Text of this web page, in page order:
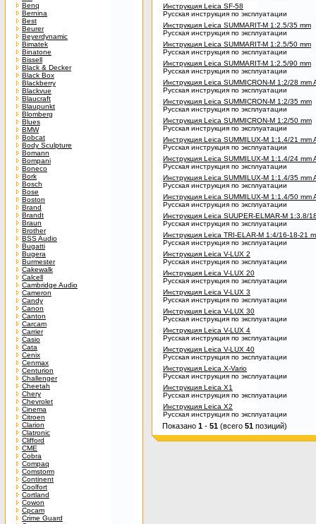
Benq
Bernina
Best
Beurer
Beyerdynamic
Bimatek
Binatone
Bissell
Black & Decker
Black Box
Blackberry
Blackvue
Blaucraft
Blaupunkt
Blomberg
Blues
BMW
Bobcat
Body Sculpture
Bomann
Bompani
Boneco
Bork
Bosch
Bose
Boston
Brand
Brandt
Braun
Brother
BSS Audio
Bugatti
Bugera
Burmester
Cakewalk
Calcell
Cambridge Audio
Cameron
Candy
Canon
Canton
Carcam
Carrier
Casio
Cata
Cenix
Cenmax
Centurion
Challenger
Cheetah
Chery
Chevrolet
Cinema
Citroen
Clarion
Clatronic
Clifford
CME
Cobra
Compaq
Comstorm
Continent
Coolfort
Cortland
Cowon
Cpcam
Crime Guard
Инструкция Leica SF-58
Русская инструкция по эксплуатации
Инструкция Leica SUMMARIT-M 1:2.5/35 mm
Русская инструкция по эксплуатации
Инструкция Leica SUMMARIT-M 1:2.5/50 mm
Русская инструкция по эксплуатации
Инструкция Leica SUMMARIT-M 1:2.5/90 mm
Русская инструкция по эксплуатации
Инструкция Leica SUMMICRON-M 1:2/28 mm
Русская инструкция по эксплуатации
Инструкция Leica SUMMICRON-M 1:2/35 mm
Русская инструкция по эксплуатации
Инструкция Leica SUMMICRON-M 1:2/50 mm
Русская инструкция по эксплуатации
Инструкция Leica SUMMILUX-M 1:1.4/21 mm
Русская инструкция по эксплуатации
Инструкция Leica SUMMILUX-M 1:1.4/24 mm
Русская инструкция по эксплуатации
Инструкция Leica SUMMILUX-M 1:1.4/35 mm
Русская инструкция по эксплуатации
Инструкция Leica SUMMILUX-M 1:1.4/50 mm
Русская инструкция по эксплуатации
Инструкция Leica SUUPER-ELMAR-M 1:3.8/
Русская инструкция по эксплуатации
Инструкция Leica TRI-ELAR-M 1:4/16-18-21
Русская инструкция по эксплуатации
Инструкция Leica V-LUX 2
Русская инструкция по эксплуатации
Инструкция Leica V-LUX 20
Русская инструкция по эксплуатации
Инструкция Leica V-LUX 3
Русская инструкция по эксплуатации
Инструкция Leica V-LUX 30
Русская инструкция по эксплуатации
Инструкция Leica V-LUX 4
Русская инструкция по эксплуатации
Инструкция Leica V-LUX 40
Русская инструкция по эксплуатации
Инструкция Leica X-Vario
Русская инструкция по эксплуатации
Инструкция Leica X1
Русская инструкция по эксплуатации
Инструкция Leica X2
Русская инструкция по эксплуатации
Показано 1 - 51 (всего 51 позиций)